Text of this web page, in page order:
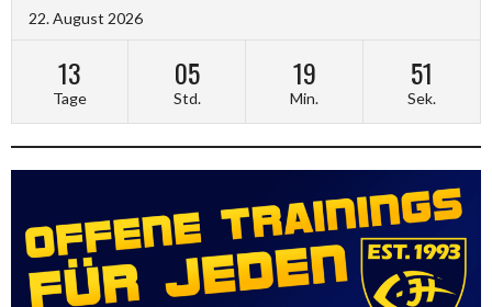
22. August 2026
13
Tage
05
Std.
19
Min.
50
Sek.